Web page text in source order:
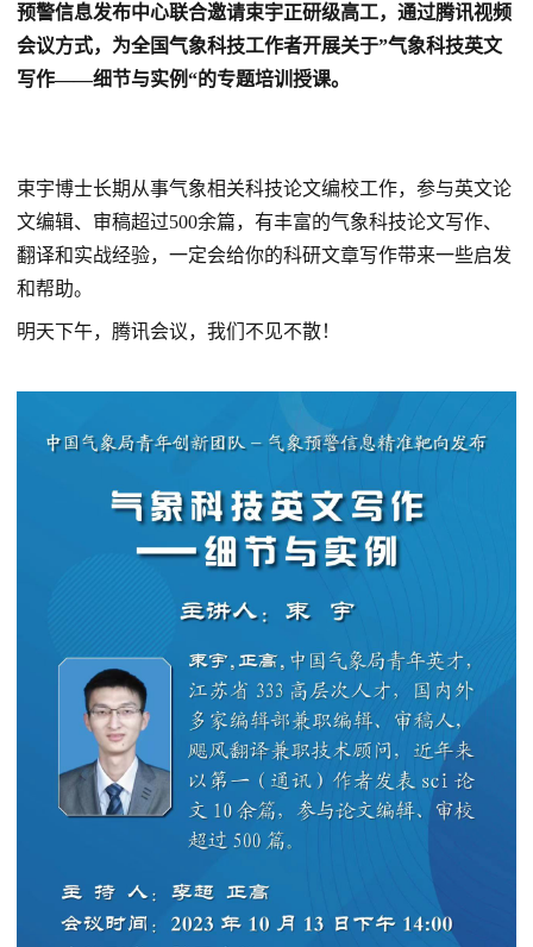
预警信息发布中心联合邀请束宇正研级高工，通过腾讯视频
会议方式，为全国气象科技工作者开展关于”气象科技英文
写作——细节与实例“的专题培训授课。
束宇博士长期从事气象相关科技论文编校工作，参与英文论
文编辑、审稿超过500余篇，有丰富的气象科技论文写作、
翻译和实战经验，一定会给你的科研文章写作带来一些启发
和帮助。
明天下午，腾讯会议，我们不见不散！